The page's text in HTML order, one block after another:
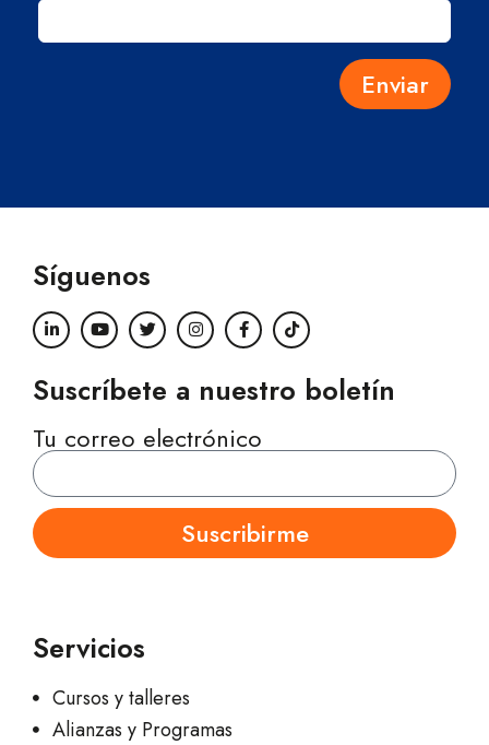
Enviar
Síguenos
Suscríbete a nuestro boletín
Tu correo electrónico
Suscribirme
Servicios
Cursos y talleres
Alianzas y Programas